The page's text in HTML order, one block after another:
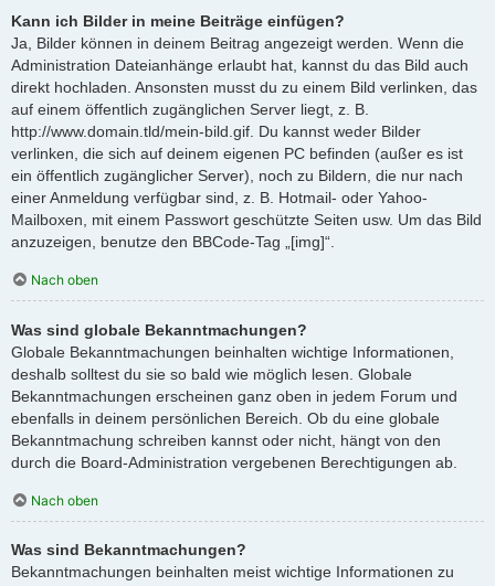
Kann ich Bilder in meine Beiträge einfügen?
Ja, Bilder können in deinem Beitrag angezeigt werden. Wenn die
Administration Dateianhänge erlaubt hat, kannst du das Bild auch
direkt hochladen. Ansonsten musst du zu einem Bild verlinken, das
auf einem öffentlich zugänglichen Server liegt, z. B.
http://www.domain.tld/mein-bild.gif. Du kannst weder Bilder
verlinken, die sich auf deinem eigenen PC befinden (außer es ist
ein öffentlich zugänglicher Server), noch zu Bildern, die nur nach
einer Anmeldung verfügbar sind, z. B. Hotmail- oder Yahoo-
Mailboxen, mit einem Passwort geschützte Seiten usw. Um das Bild
anzuzeigen, benutze den BBCode-Tag „[img]“.
Nach oben
Was sind globale Bekanntmachungen?
Globale Bekanntmachungen beinhalten wichtige Informationen,
deshalb solltest du sie so bald wie möglich lesen. Globale
Bekanntmachungen erscheinen ganz oben in jedem Forum und
ebenfalls in deinem persönlichen Bereich. Ob du eine globale
Bekanntmachung schreiben kannst oder nicht, hängt von den
durch die Board-Administration vergebenen Berechtigungen ab.
Nach oben
Was sind Bekanntmachungen?
Bekanntmachungen beinhalten meist wichtige Informationen zu